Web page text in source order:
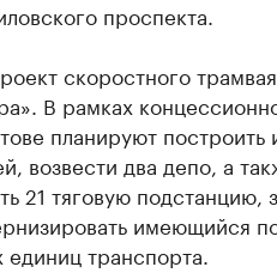
проспекта.
скоростного
В рамках
планируют построить
возвести два депо, а
21 тяговую подстанцию,
имеющийся
транспорта.